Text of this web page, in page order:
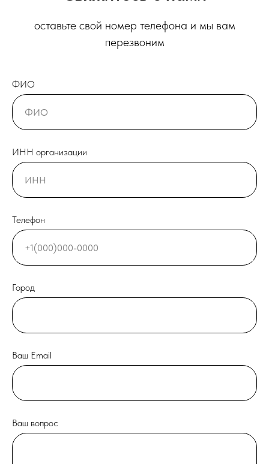
оставьте свой номер телефона и мы вам
перезвоним
ФИО
ИНН организации
Телефон
Город
Ваш Email
Ваш вопрос